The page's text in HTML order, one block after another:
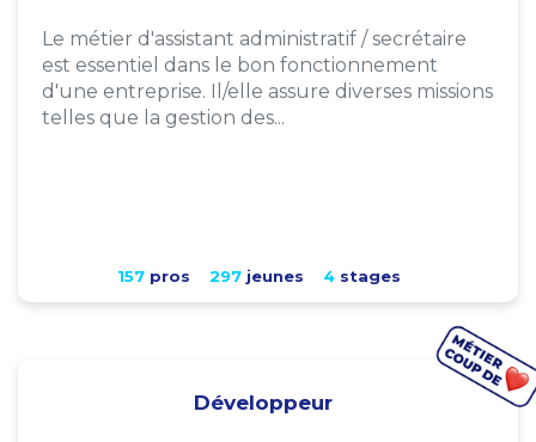
Le métier d'assistant administratif / secrétaire
est essentiel dans le bon fonctionnement
d'une entreprise. Il/elle assure diverses missions
telles que la gestion des...
157pros 297jeunes 4stages
Développeur